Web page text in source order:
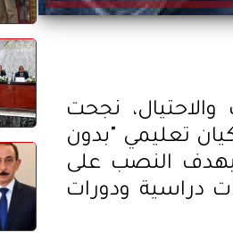
نجحت
تعليمي "بدون
بهدف النصب على
دراسية ودورات